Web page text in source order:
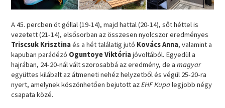
A 45. percben öt góllal (19-14), majd hattal (20-14), sőt héttel is
vezetett (21-14), elsősorban az összesen nyolcszor eredményes
Triscsuk Krisztinaés a hét találatig jutó Kovács Anna, valamint a
kapuban parádézó Oguntoye Viktóriajóvoltából. Egyedül a
hajrában, 24-20-nál vált szorosabbá az eredmény, de amagyar
együttes kilábalt az átmeneti nehéz helyzetből és végül 25-20-ra
nyert, amelynek köszönhetően bejutott azEHF Kupalegjobb négy
csapata közé.